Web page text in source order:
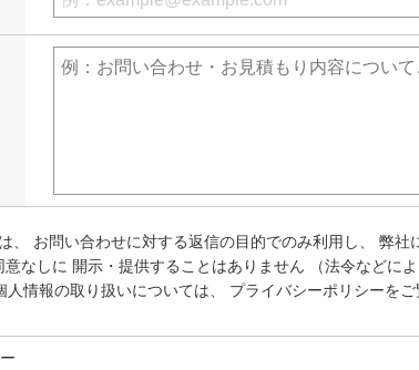
、 お問い合わせに対する返信の目的でのみ利用し、
弊社
意なしに 開示・提供することはありません （法令などに
人情報の取り扱いについては、
プライバシーポリシーをご